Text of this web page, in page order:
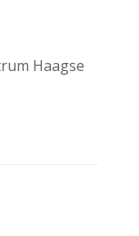
Haagse